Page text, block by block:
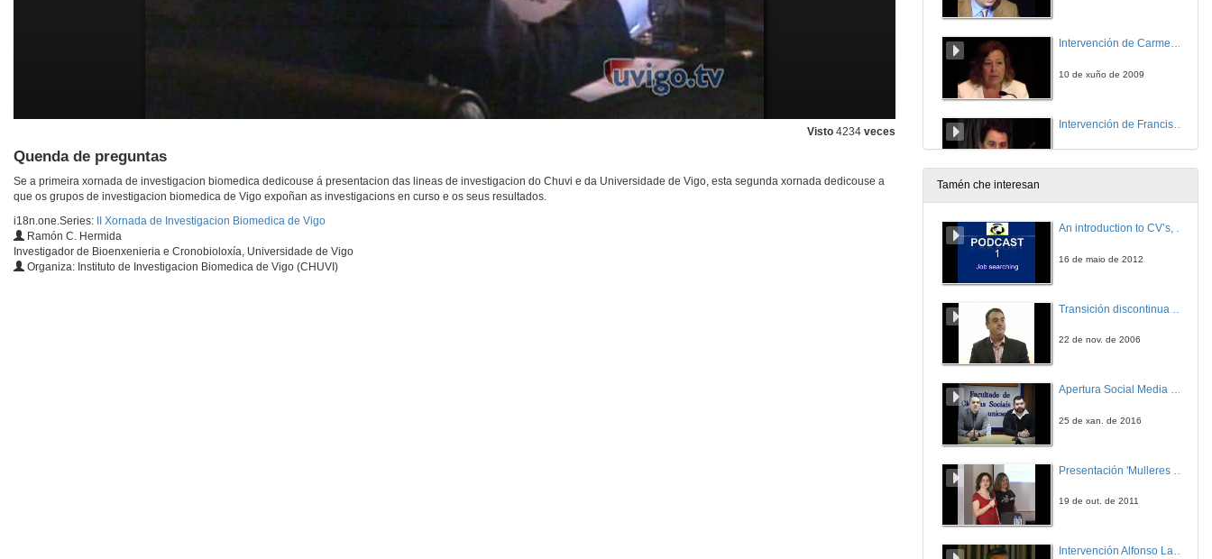
Visto 4234 veces
Quenda de preguntas
Se a primeira xornada de investigacion biomedica dedicouse á presentacion das lineas de investigacion do Chuvi e da Universidade de Vigo, esta segunda xornada dedicouse a
que os grupos de investigacion biomedica de Vigo expoñan as investigacions en curso e os seus resultados.
i18n.one.Series:
II Xornada de Investigacion Biomedica de Vigo
Ramón C. Hermida
Investigador de Bioenxenieria e Cronobioloxía, Universidade de Vigo
Organiza: Instituto de Investigacion Biomedica de Vigo (CHUVI)
Intervención de Carmen Navarro
10 de xuño de 2009
Intervención de Elsa Vázquez
10 de xuño de 2009
10 de xuño de 2009
10 de xuño de 2009
Tamén che interesan
An introduction to CV’s, letters, and job searching
16 de maio de 2012
22 de nov. de 2006
Apertura Social Media Day 2016
25 de xan. de 2016
19 de out. de 2011
Intervención Alfonso Lago Ferreiro